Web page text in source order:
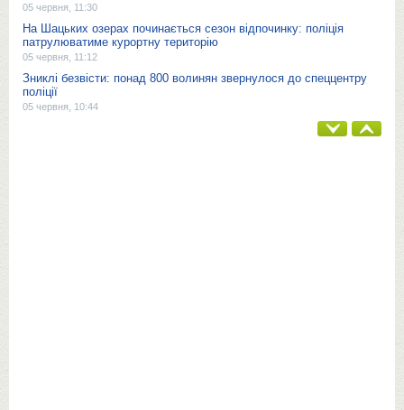
05 червня, 11:30
На Шацьких озерах починається сезон відпочинку: поліція
патрулюватиме курортну територію
05 червня, 11:12
Зниклі безвісти: понад 800 волинян звернулося до спеццентру
поліції
05 червня, 10:44